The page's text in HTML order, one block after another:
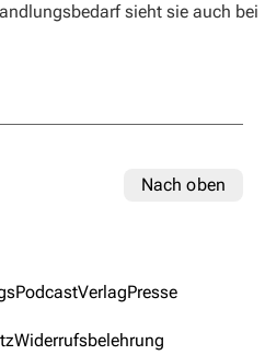
sieht sie auch bei
Nach oben
PodcastVerlagPresse
Widerrufsbelehrung